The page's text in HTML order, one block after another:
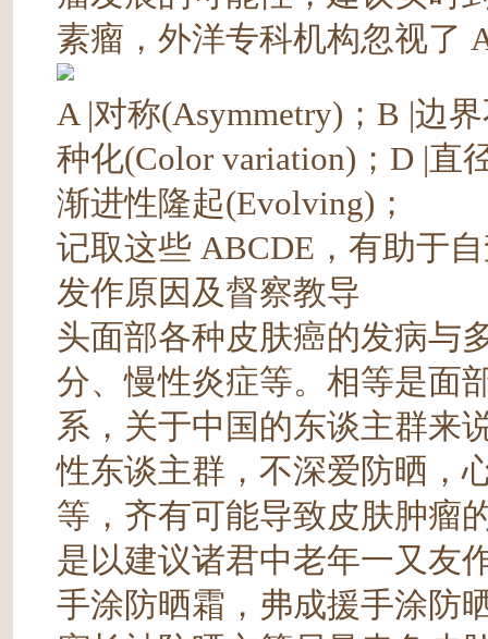
素瘤，外洋专科机构忽视了
A |对称(Asymmetry)；B |边
种化(Color variation)；D |直
渐进性隆起(Evolving)；
记取这些 ABCDE，有助于
发作原因及督察教导
头面部各种皮肤癌的发病与
分、慢性炎症等。相等是面
系，关于中国的东谈主群来
性东谈主群，不深爱防晒，
等，齐有可能导致皮肤肿瘤
是以建议诸君中老年一又友
手涂防晒霜，弗成援手涂防